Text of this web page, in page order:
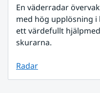
En väderradar
med hög upplösning
ett värdefullt
skurarna.
Radar